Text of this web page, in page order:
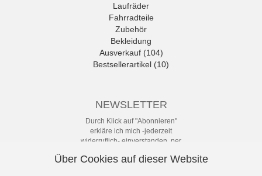
Laufräder
Fahrradteile
Zubehör
Bekleidung
Ausverkauf (104)
Bestsellerartikel (10)
NEWSLETTER
Durch Klick auf "Abonnieren"
erkläre ich mich -jederzeit
widerruflich- einverstanden, per
Abständen über Angebote und
Über Cookies auf dieser Website